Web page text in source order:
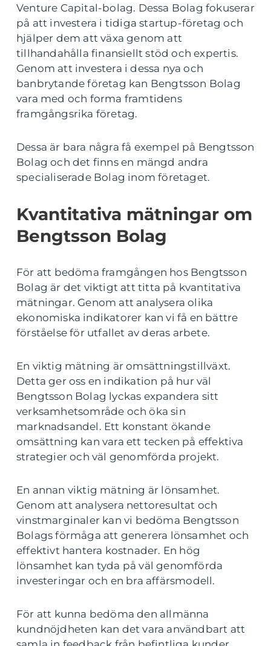
Venture Capital-bolag. Dessa Bolag fokuserar
på att investera i tidiga startup-företag och
hjälper dem att växa genom att
tillhandahålla finansiellt stöd och expertis.
Genom att investera i dessa nya och
banbrytande företag kan Bengtsson Bolag
vara med och forma framtidens
framgångsrika företag.
Dessa är bara några få exempel på Bengtsson
Bolag och det finns en mängd andra
specialiserade Bolag inom företaget.
Kvantitativa mätningar om
Bengtsson Bolag
För att bedöma framgången hos Bengtsson
Bolag är det viktigt att titta på kvantitativa
mätningar. Genom att analysera olika
ekonomiska indikatorer kan vi få en bättre
förståelse för utfallet av deras arbete.
En viktig mätning är omsättningstillväxt.
Detta ger oss en indikation på hur väl
Bengtsson Bolag lyckas expandera sitt
verksamhetsområde och öka sin
marknadsandel. Ett konstant ökande
omsättning kan vara ett tecken på effektiva
strategier och väl genomförda projekt.
En annan viktig mätning är lönsamhet.
Genom att analysera nettoresultat och
vinstmarginaler kan vi bedöma Bengtsson
Bolags förmåga att generera lönsamhet och
effektivt hantera kostnader. En hög
lönsamhet kan tyda på väl genomförda
investeringar och en bra affärsmodell.
För att kunna bedöma den allmänna
kundnöjdheten kan det vara användbart att